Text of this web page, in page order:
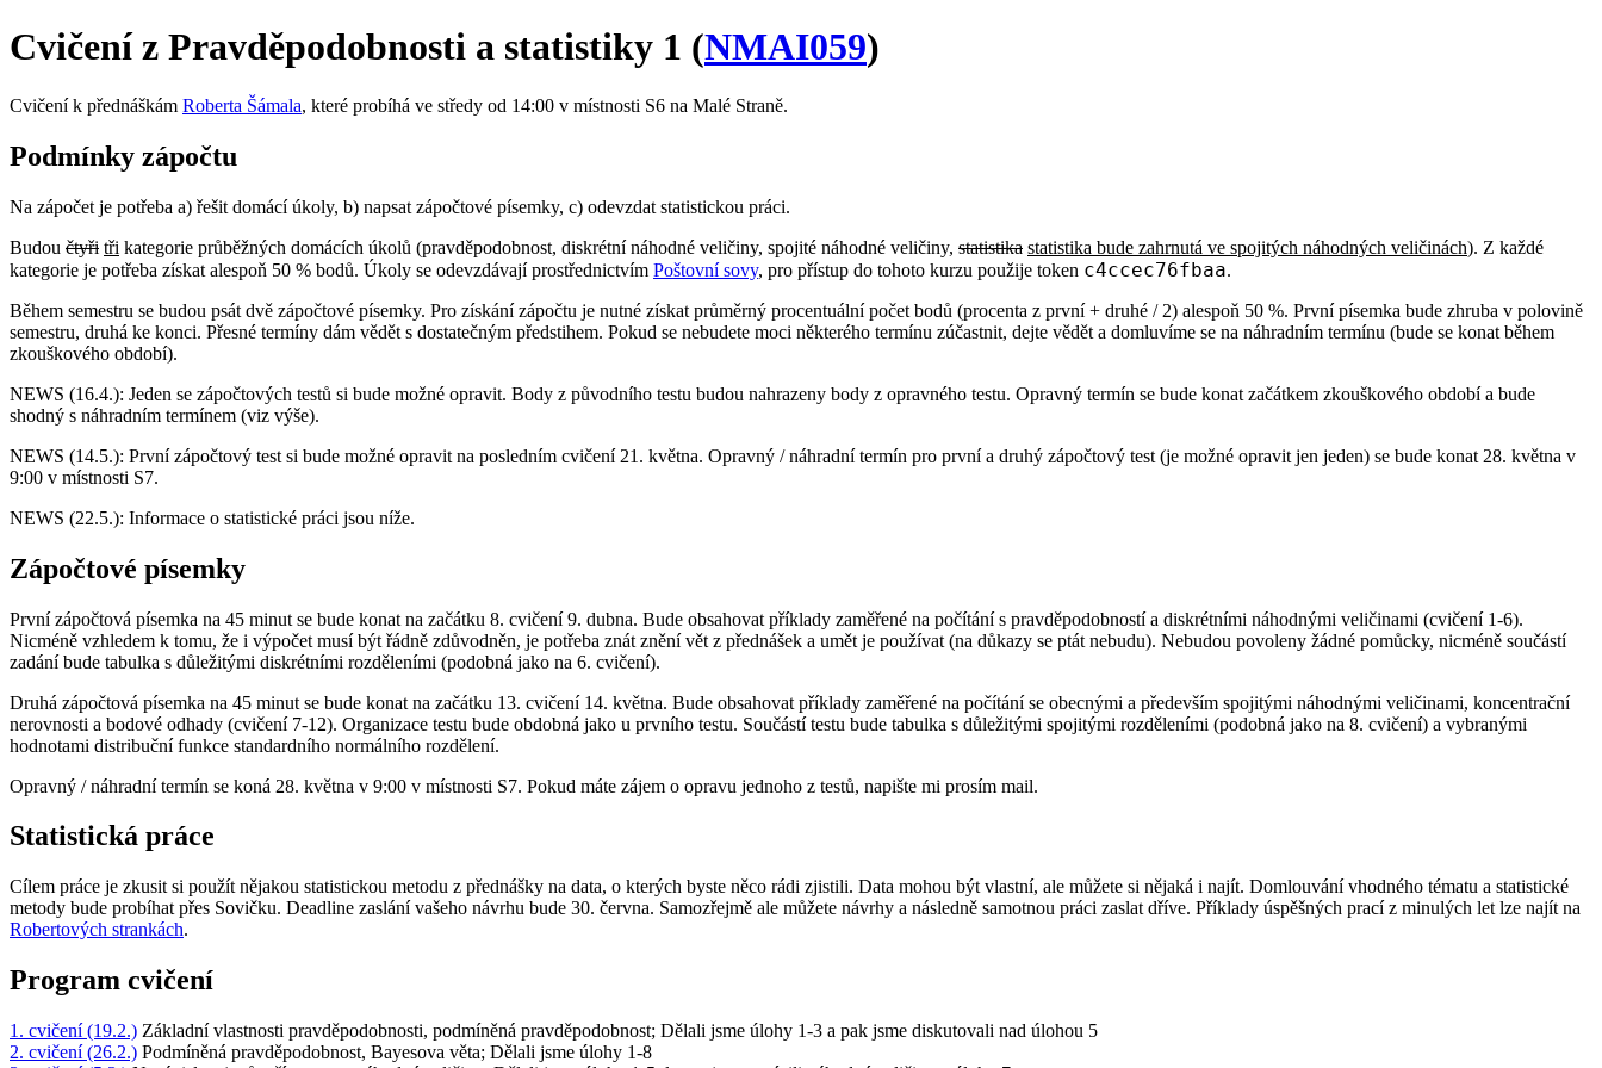
Cvičení z Pravděpodobnosti a statistiky 1 (NMAI059)
Cvičení k přednáškám Roberta Šámala, které probíhá ve středy od 14:00 v místnosti S6 na Malé Straně.
Podmínky zápočtu
Na zápočet je potřeba a) řešit domácí úkoly, b) napsat zápočtové písemky, c) odevzdat statistickou práci.
Budou čtyři tři kategorie průběžných domácích úkolů (pravděpodobnost, diskrétní náhodné veličiny, spojité náhodné veličiny, statistika statistika bude zahrnutá ve spojitých náhodných veličinách). Z každé
kategorie je potřeba získat alespoň 50 % bodů. Úkoly se odevzdávají prostřednictvím Poštovní sovy, pro přístup do tohoto kurzu použije token c4ccec76fbaa.
Během semestru se budou psát dvě zápočtové písemky. Pro získání zápočtu je nutné získat průměrný procentuální počet bodů (procenta z první + druhé / 2) alespoň 50 %. První písemka bude zhruba v polovině
semestru, druhá ke konci. Přesné termíny dám vědět s dostatečným předstihem. Pokud se nebudete moci některého termínu zúčastnit, dejte vědět a domluvíme se na náhradním termínu (bude se konat během
zkouškového období).
NEWS (16.4.): Jeden se zápočtových testů si bude možné opravit. Body z původního testu budou nahrazeny body z opravného testu. Opravný termín se bude konat začátkem zkouškového období a bude
shodný s náhradním termínem (viz výše).
NEWS (14.5.): První zápočtový test si bude možné opravit na posledním cvičení 21. května. Opravný / náhradní termín pro první a druhý zápočtový test (je možné opravit jen jeden) se bude konat 28. května v
9:00 v místnosti S7.
NEWS (22.5.): Informace o statistické práci jsou níže.
Zápočtové písemky
První zápočtová písemka na 45 minut se bude konat na začátku 8. cvičení 9. dubna. Bude obsahovat příklady zaměřené na počítání s pravděpodobností a diskrétními náhodnými veličinami (cvičení 1-6).
Nicméně vzhledem k tomu, že i výpočet musí být řádně zdůvodněn, je potřeba znát znění vět z přednášek a umět je používat (na důkazy se ptát nebudu). Nebudou povoleny žádné pomůcky, nicméně součástí
zadání bude tabulka s důležitými diskrétními rozděleními (podobná jako na 6. cvičení).
Druhá zápočtová písemka na 45 minut se bude konat na začátku 13. cvičení 14. května. Bude obsahovat příklady zaměřené na počítání se obecnými a především spojitými náhodnými veličinami, koncentrační
nerovnosti a bodové odhady (cvičení 7-12). Organizace testu bude obdobná jako u prvního testu. Součástí testu bude tabulka s důležitými spojitými rozděleními (podobná jako na 8. cvičení) a vybranými
hodnotami distribuční funkce standardního normálního rozdělení.
Opravný / náhradní termín se koná 28. května v 9:00 v místnosti S7. Pokud máte zájem o opravu jednoho z testů, napište mi prosím mail.
Statistická práce
Cílem práce je zkusit si použít nějakou statistickou metodu z přednášky na data, o kterých byste něco rádi zjistili. Data mohou být vlastní, ale můžete si nějaká i najít. Domlouvání vhodného tématu a statistické
metody bude probíhat přes Sovičku. Deadline zaslání vašeho návrhu bude 30. června. Samozřejmě ale můžete návrhy a následně samotnou práci zaslat dříve. Příklady úspěšných prací z minulých let lze najít na
Robertových strankách.
Program cvičení
1. cvičení (19.2.) Základní vlastnosti pravděpodobnosti, podmíněná pravděpodobnost; Dělali jsme úlohy 1-3 a pak jsme diskutovali nad úlohou 5
2. cvičení (26.2.) Podmíněná pravděpodobnost, Bayesova věta; Dělali jsme úlohy 1-8